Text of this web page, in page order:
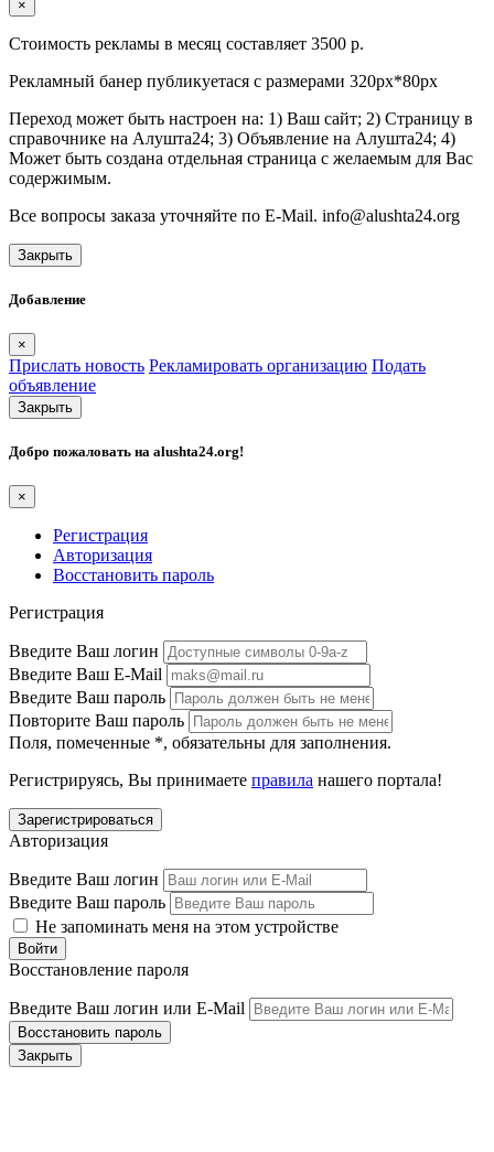
×
Стоимость рекламы в месяц составляет 3500 р.
Рекламный банер публикуетася с размерами 320px*80px
Переход может быть настроен на: 1) Ваш сайт; 2) Страницу в
справочнике на Алушта24; 3) Объявление на Алушта24; 4)
Может быть создана отдельная страница с желаемым для Вас
содержимым.
Все вопросы заказа уточняйте по E-Mail. info@alushta24.org
Закрыть
Добавление
×
Прислать новость Рекламировать организацию Подать
объявление
Закрыть
Добро пожаловать на alushta24.org!
×
Регистрация
Авторизация
Восстановить пароль
Регистрация
Введите Ваш логин
Введите Ваш E-Mail
Введите Ваш пароль
Повторите Ваш пароль
Поля, помеченные *, обязательны для заполнения.
Регистрируясь, Вы принимаете правила нашего портала!
Авторизация
Введите Ваш логин
Введите Ваш пароль
Не запоминать меня на этом устройстве
Восстановление пароля
Введите Ваш логин или E-Mail
Закрыть